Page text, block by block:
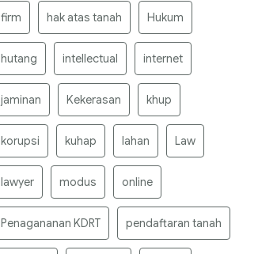
firm hak atas tanah Hukum
hutang intellectual internet
jaminan Kekerasan khup
korupsi kuhap lahan Law
lawyer modus online
Penagananan KDRT pendaftaran tanah